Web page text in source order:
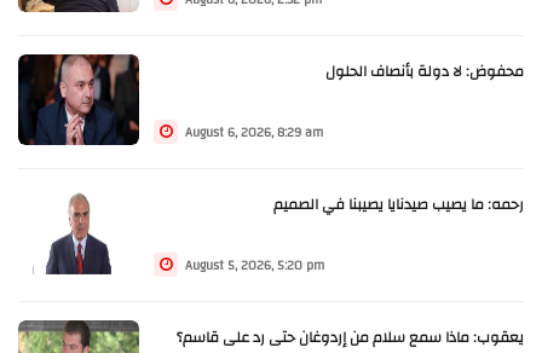
محفوض: لا دولة بأنصاف الحلول
August 6, 2026, 8:29 am
رحمه: ما يصيب صيدنايا يصيبنا في الصميم
August 5, 2026, 5:20 pm
يعقوب: ماذا سمع سلام من إردوغان حتى رد على قاسم؟